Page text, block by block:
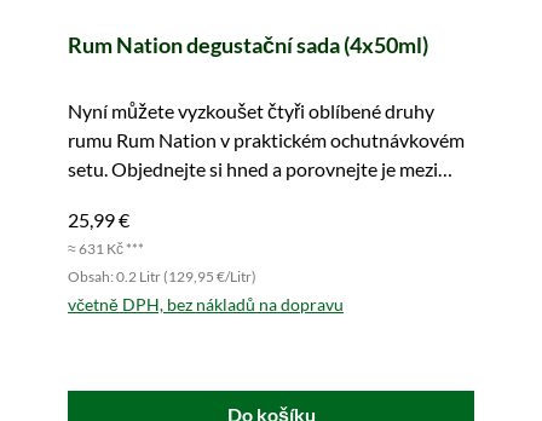
Rum Nation degustační sada (4x50ml)
Nyní můžete vyzkoušet čtyři oblíbené druhy
rumu Rum Nation v praktickém ochutnávkovém
setu. Objednejte si hned a porovnejte je mezi
25,99 €
≈ 631 Kč ***
Obsah: 0.2 Litr (129,95 €/Litr)
včetně DPH, bez nákladů na dopravu
Do košíku